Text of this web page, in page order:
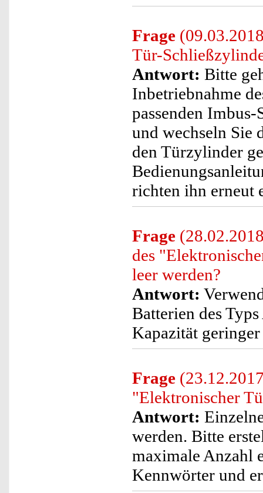
Frage
Tür-
Antwort: Bitte
Inbetriebnahme
passenden
und wechseln Sie
den Türzylinder
richten ihn erneut
Frage
des
leer werden?
Antwort:
Batterien des
Kapazität
Frage
"Elektronischer
Antwort:
werden. Bitte
maximale Anzahl
Kennwörter und